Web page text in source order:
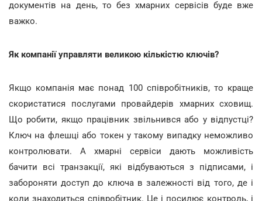
документів на день, то без хмарних сервісів буде вже
важко.
Як компанії управляти великою кількістю ключів?
Якщо компанія має понад 100 співробітників, то краще
скористатися послугами провайдерів хмарних сховищ.
Що робити, якщо працівник звільнився або у відпустці?
Ключ на флешці або токен у такому випадку неможливо
контролювати. А хмарні сервіси дають можливість
бачити всі транзакції, які відбуваються з підписами, і
забороняти доступ до ключа в залежності від того, де і
коли знаходиться співробітник. Це і посилює контроль, і